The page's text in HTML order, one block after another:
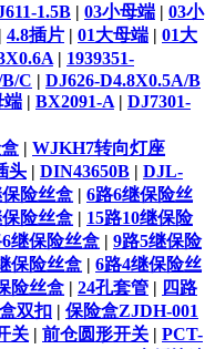
1.5B | 03小母端 | 03小
| 4.8插片 | 01大母端 | 01大
| 1939351-
C | DJ626-D4.8X0.5A/B
端 | BX2091-A | DJ7301-
| WJKH7转向灯座
头 | DIN43650B | DJL-
保险丝盒 | 6路6继保险丝
保险丝盒 | 15路10继保险
6继保险丝盒 | 9路5继保险
保险丝盒 | 6路4继保险丝
险丝盒 | 24孔套管 | 四路
双扣 | 保险盒ZJDH-001
关 | 前仓圆形开关 | PCT-